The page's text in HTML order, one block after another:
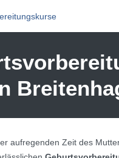
aufregenden Zeit des